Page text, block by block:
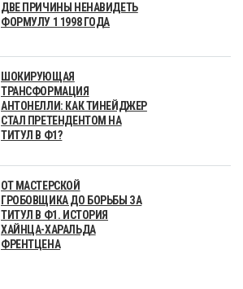
ДВЕ ПРИЧИНЫ НЕНАВИДЕТЬ
ФОРМУЛУ 1 1998 ГОДА
ШОКИРУЮЩАЯ
ТРАНСФОРМАЦИЯ
АНТОНЕЛЛИ: КАК ТИНЕЙДЖЕР
СТАЛ ПРЕТЕНДЕНТОМ НА
ТИТУЛ В Ф1?
ОТ МАСТЕРСКОЙ
ГРОБОВЩИКА ДО БОРЬБЫ ЗА
ТИТУЛ В Ф1. ИСТОРИЯ
ХАЙНЦА-ХАРАЛЬДА
ФРЕНТЦЕНА